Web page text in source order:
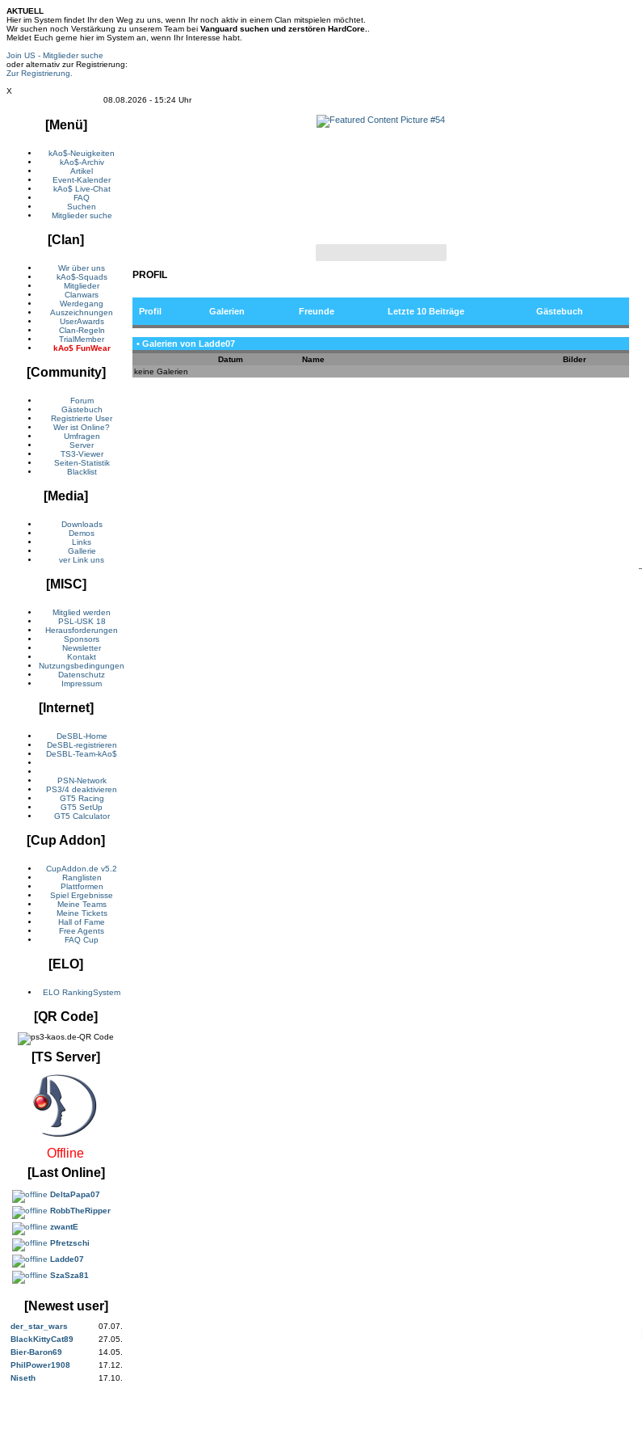
AKTUELL
Hier im System findet Ihr den Weg zu uns, wenn Ihr noch aktiv in einem Clan mitspielen möchtet.
Wir suchen noch Verstärkung zu unserem Team bei Vanguard suchen und zerstören HardCore.
Meldet Euch gerne hier im System an, wenn Ihr Interesse habt.
Join US - Mitglieder suche
oder alternativ zur Registrierung:
Zur Registrierung.
X
08.08.2026 - 15:24 Uhr
[Menü]
kAo$-Neuigkeiten
kAo$-Archiv
Artikel
Event-Kalender
kAo$ Live-Chat
FAQ
Suchen
Mitglieder suche
[Clan]
Wir über uns
kAo$-Squads
Mitglieder
Clanwars
Werdegang
Auszeichnungen
UserAwards
Clan-Regeln
TrialMember
kAo$ FunWear
[Community]
Forum
Gästebuch
Registrierte User
Wer ist Online?
Umfragen
Server
TS3-Viewer
Seiten-Statistik
Blacklist
[Media]
Downloads
Demos
Links
Gallerie
ver Link uns
[MISC]
Mitglied werden
PSL-USK 18
Herausforderungen
Sponsors
Newsletter
Kontakt
Nutzungsbedingungen
Datenschutz
Impressum
[Internet]
DeSBL-Home
DeSBL-registrieren
DeSBL-Team-kAo$
PSN-Network
PS3/4 deaktivieren
GT5 Racing
GT5 SetUp
GT5 Calculator
[Cup Addon]
CupAddon.de v5.2
Ranglisten
Plattformen
Spiel Ergebnisse
Meine Teams
Meine Tickets
Hall of Fame
Free Agents
FAQ Cup
[ELO]
ELO RankingSystem
[QR Code]
[TS Server]
Offline
[Last Online]
DeltaPapa07
RobbTheRipper
zwantE
Pfretzschi
Ladde07
SzaSza81
[Newest user]
der_star_wars
07.07.
BlackKittyCat89
27.05.
Bier-Baron69
14.05.
PhilPower1908
17.12.
Niseth
17.10.
PROFIL
Profil Galerien Freunde Letzte 10 Beiträge Gästebuch
• Galerien von Ladde07
Datum Name
Bilder
keine Galerien